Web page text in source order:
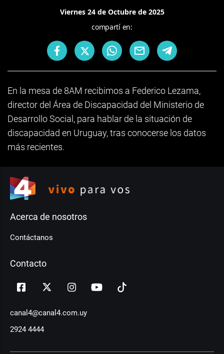
Viernes 24 de Octubre de 2025
compartí en:
En la mesa de 8AM recibimos a Federico Lezama,
director del Área de Discapacidad del Ministerio de
Desarrollo Social, para hablar de la situación de
discapacidad en Uruguay, tras conocerse los datos
más recientes.
Acerca de nosotros
Contáctanos
Contacto
canal4@canal4.com.uy
2924 4444